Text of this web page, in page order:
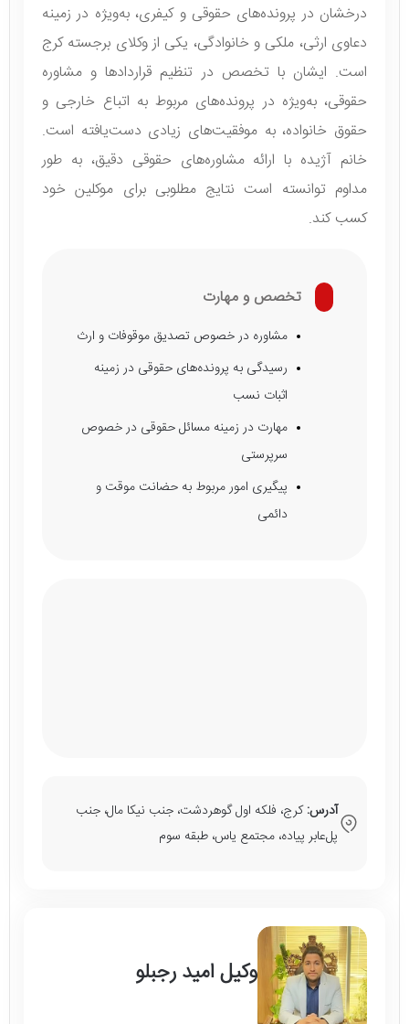
درخشان در پرونده‌های حقوقی و کیفری، به‌ویژه در زمینه
دعاوی ارثی، ملکی و خانوادگی، یکی از وکلای برجسته کرج
است. ایشان با تخصص در تنظیم قراردادها و مشاوره
حقوقی، به‌ویژه در پرونده‌های مربوط به اتباع خارجی و
حقوق خانواده، به موفقیت‌های زیادی دست‌یافته است.
خانم آژیده با ارائه مشاوره‌های حقوقی دقیق، به طور
مداوم توانسته است نتایج مطلوبی برای موکلین خود
کسب کند.
تخصص و مهارت
مشاوره در خصوص تصدیق موقوفات و ارث
رسیدگی به پرونده‌های حقوقی در زمینه
اثبات نسب
مهارت در زمینه مسائل حقوقی در خصوص
سرپرستی
پیگیری امور مربوط به حضانت موقت و
دائمی
آدرس:کرج، فلکه اول گوهردشت، جنب نیکا مال، جنب
پل‌عابر پیاده، مجتمع یاس، طبقه سوم
وکیل امید رجبلو